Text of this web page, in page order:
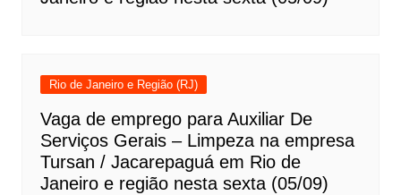
Rio de Janeiro e Região (RJ)
Vaga de emprego para Auxiliar De
Serviços Gerais – Limpeza na empresa
Tursan / Jacarepaguá em Rio de
Janeiro e região nesta sexta (05/09)